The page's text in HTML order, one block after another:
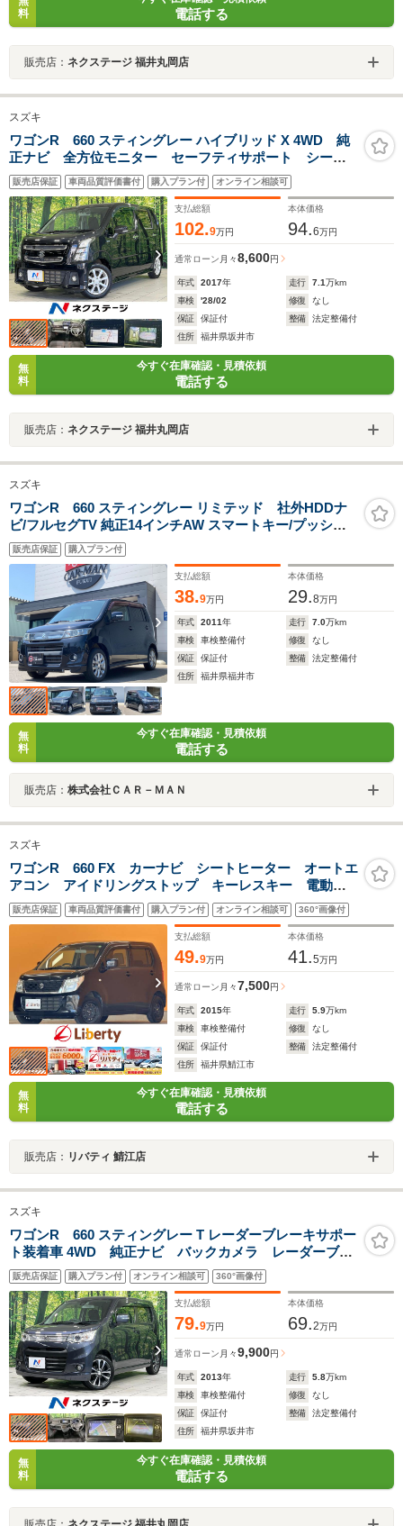
料
電話する
販売店： ネクステージ 福井丸岡店
スズキ
ワゴンR 660 スティングレー ハイブリッド X 4WD 純
正ナビ 全方位モニター セーフティサポート シート
ヒーター ETC ドラレコ フルセグ ヘッドアップデ
ィスプレイ LEDランプ ハイビームアシスト オート
ライト オートエアコン スマートキー
販売店保証 車両品質評価書付 購入プラン付 オンライン相談可
支払総額
102.9万円
本体価格
94.6万円
通常ローン 月々8,600円
年式 2017年 走行 7.1万km
車検
'28/02 修復
なし
保証
保証付 整備
法定整備付
住所
福井県坂井市
無
料
今すぐ在庫確認・見積依頼
電話する
販売店： ネクステージ 福井丸岡店
スズキ
ワゴンR 660 スティングレー リミテッド 社外HDDナ
ビ/フルセグTV 純正14インチAW スマートキー/プッシュ
スタート オートライト HID フォグランプ
販売店保証 購入プラン付
支払総額
38.9万円
本体価格
29.8万円
年式 2011年 走行 7.0万km
車検
車検整備付 修復
なし
保証
保証付 整備
法定整備付
住所
福井県福井市
無
料
今すぐ在庫確認・見積依頼
電話する
販売店： 株式会社ＣＡＲ－ＭＡＮ
スズキ
ワゴンR 660 FX カーナビ シートヒーター オートエ
アコン アイドリングストップ キーレスキー 電動格
納ミラー パワーウインドウ パワーステアリング
販売店保証 車両品質評価書付 購入プラン付 オンライン相談可 360°画像付
支払総額
49.9万円
本体価格
41.5万円
通常ローン 月々7,500円
年式 2015年 走行 5.9万km
車検
車検整備付 修復
なし
保証
保証付 整備
法定整備付
住所
福井県鯖江市
無
料
今すぐ在庫確認・見積依頼
電話する
販売店： リバティ 鯖江店
スズキ
ワゴンR 660 スティングレー T レーダーブレーキサポー
ト装着車 4WD 純正ナビ バックカメラ レーダーブレ
ーキサポート 運転席シートヒーター ETC
Bluetooth パドルシフト HIDランプ フロントフォ
グ オートライト オートエアコン スマートキー
販売店保証 購入プラン付 オンライン相談可 360°画像付
支払総額
79.9万円
本体価格
69.2万円
通常ローン 月々9,900円
年式 2013年 走行 5.8万km
車検
車検整備付 修復
なし
保証
保証付 整備
法定整備付
住所
福井県坂井市
無
料
今すぐ在庫確認・見積依頼
電話する